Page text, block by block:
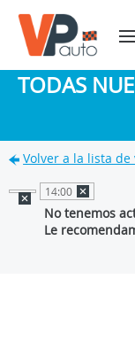
TODAS
Volver a la lista de
14:00
No tenemos
Le